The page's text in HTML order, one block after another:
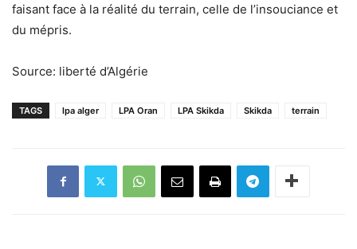
faisant face à la réalité du terrain, celle de l’insouciance et
du mépris.
Source: liberté d’Algérie
TAGS lpa alger LPA Oran LPA Skikda Skikda terrain